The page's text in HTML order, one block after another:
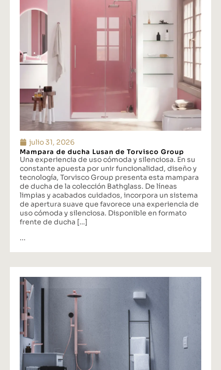
julio 31, 2026
Mampara de ducha Lusan de Torvisco Group
Una experiencia de uso cómoda y silenciosa. En su
constante apuesta por unir funcionalidad, diseño y
tecnología, Torvisco Group presenta esta mampara
de ducha de la colección Bathglass. De líneas
limpias y acabados cuidados, incorpora un sistema
de apertura suave que favorece una experiencia de
uso cómoda y silenciosa. Disponible en formato
frente de ducha […]
...